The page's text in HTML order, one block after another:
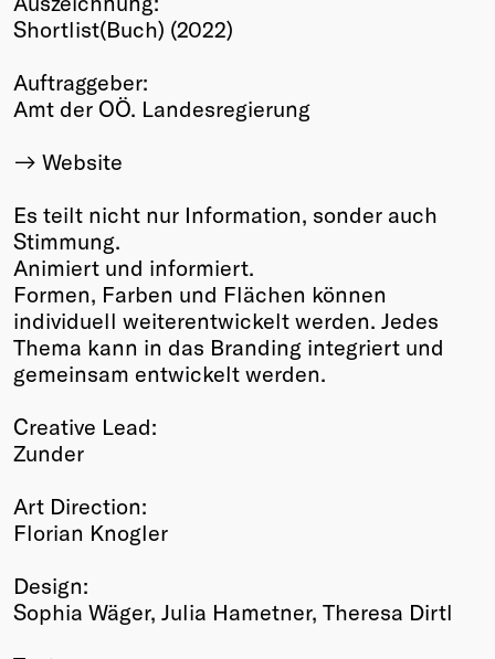
Winners
Past
Annual
Shortlist(Buch) (2022)
Auftraggeber:
Amt der OÖ. Landesregierung
Website
Es teilt nicht nur Information, sonder auch
Stimmung.
Animiert und informiert.
Formen, Farben und Flächen können
individuell weiterentwickelt werden. Jedes
Thema kann in das Branding integriert und
gemeinsam entwickelt werden.
Creative Lead:
Zunder
Art Direction:
Florian Knogler
Design:
Sophia Wäger, Julia Hametner, Theresa Dirtl